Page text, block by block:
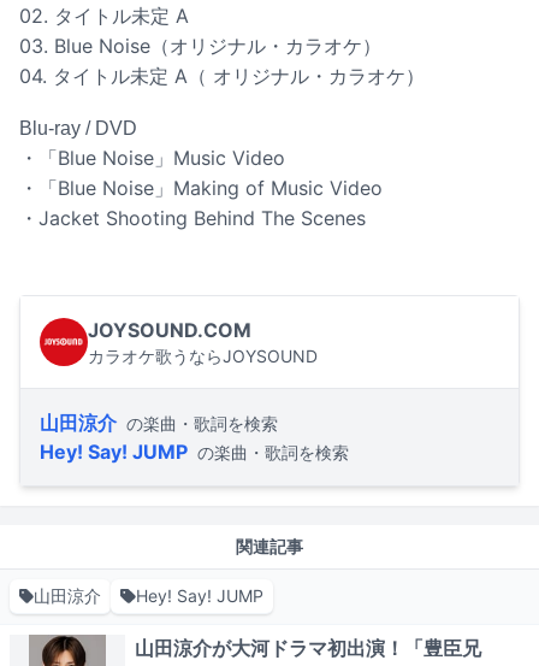
02. タイトル未定 A
03. Blue Noise（オリジナル・カラオケ）
04. タイトル未定 A（ オリジナル・カラオケ）
Blu-ray / DVD
・「Blue Noise」Music Video
・「Blue Noise」Making of Music Video
・Jacket Shooting Behind The Scenes
JOYSOUND.COM
カラオケ歌うならJOYSOUND
山田涼介 の楽曲・歌詞を検索
Hey! Say! JUMP の楽曲・歌詞を検索
関連記事
山田涼介 Hey! Say! JUMP
山田涼介が大河ドラマ初出演！「豊臣兄